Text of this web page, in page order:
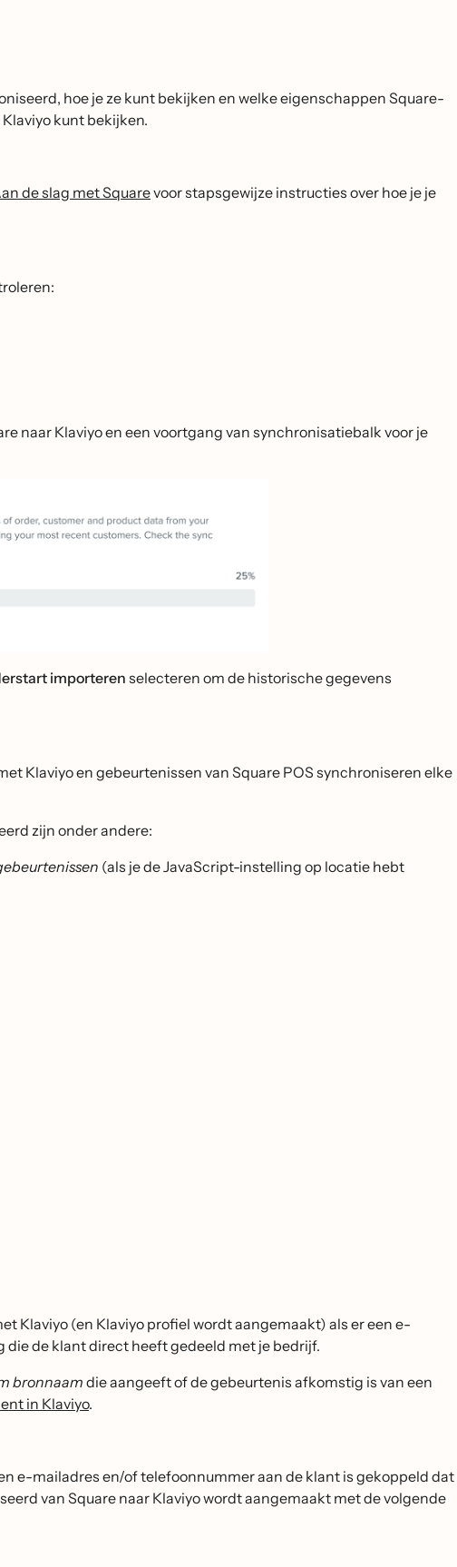
hoe je ze kunt bekijken en welke eigenschappen Square-
kunt bekijken.
de slag met Squarevoor stapsgewijze instructies over hoe je je
naar Klaviyo en een voortgang van synchronisatiebalk voor je
importeren selecteren om de historische gegevens
Klaviyo en gebeurtenissen van Square POS synchroniseren elke
zijn onder andere:
(als je de JavaScript-instelling op locatie hebt
Klaviyo (en Klaviyo profiel wordt aangemaakt) als er een e-
de klant direct heeft gedeeld met je bedrijf.
bronnaamdie aangeeft of de gebeurtenis afkomstig is van een
in Klaviyo.
e-mailadres en/of telefoonnummer aan de klant is gekoppeld dat
van Square naar Klaviyo wordt aangemaakt met de volgende